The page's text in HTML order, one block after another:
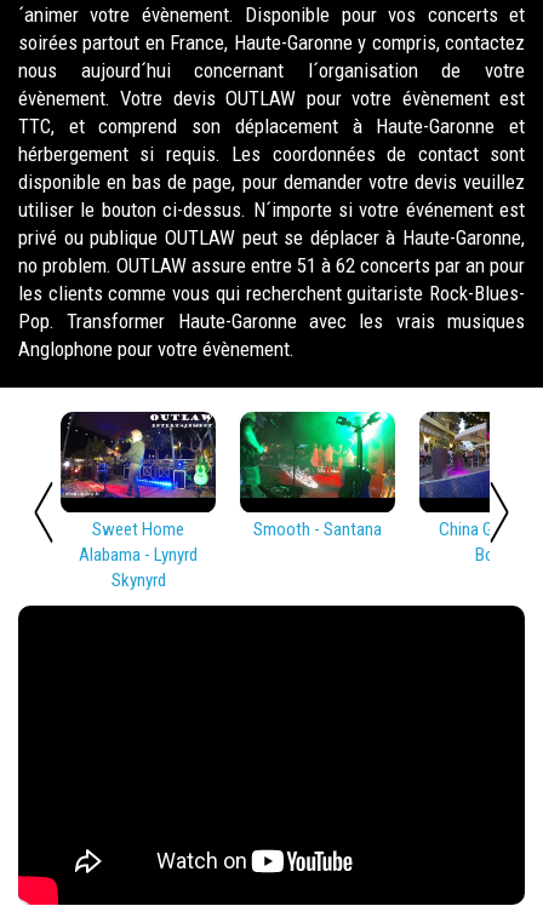
´animer votre évènement. Disponible pour vos concerts et
soirées partout en France, Haute-Garonne y compris, contactez
nous aujourd´hui concernant l´organisation de votre
évènement. Votre devis OUTLAW pour votre évènement est
TTC, et comprend son déplacement à Haute-Garonne et
hérbergement si requis. Les coordonnées de contact sont
disponible en bas de page, pour demander votre devis veuillez
utiliser le bouton ci-dessus. N´importe si votre événement est
privé ou publique OUTLAW peut se déplacer à Haute-Garonne,
no problem. OUTLAW assure entre 51 à 62 concerts par an pour
les clients comme vous qui recherchent guitariste Rock-Blues-
Pop. Transformer Haute-Garonne avec les vrais musiques
Anglophone pour votre évènement.
Sweet Home
Alabama - Lynyrd
Skynyrd
Smooth - Santana
China Girl -
Bowie